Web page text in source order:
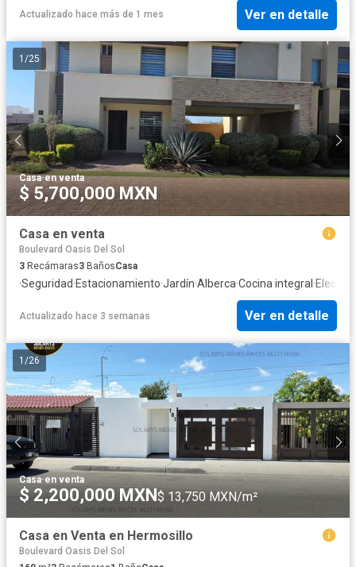
Actualizado hace más de 1 mes Ver en detalle
1 /25
Casa·en venta
$ 5,700,000 MXN
Casa en venta
Boulevard Oasis Del Sol
3 Recámaras3 BañosCasa
·Seguridad·Estacionamiento·Jardín·Alberca·Cocina integral ·
Actualizado hace 3 semanas Ver en detalle
1 /26
Casa·en venta
$ 2,200,000 MXN$ 13,750 MXN/m²
Casa en Venta en Hermosillo
Boulevard Oasis Del Sol